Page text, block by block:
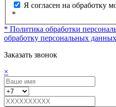
Я согласен на обработку
*
* Политика обработки
обработку персональных
Заказать звонок
×